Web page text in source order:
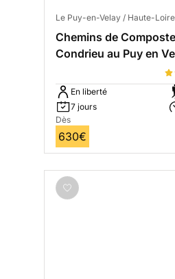
Le Puy-en-Velay / Haute-Loire
Chemins de
Condrieu au Puy en
En liberté
7 jours
Dès
630€